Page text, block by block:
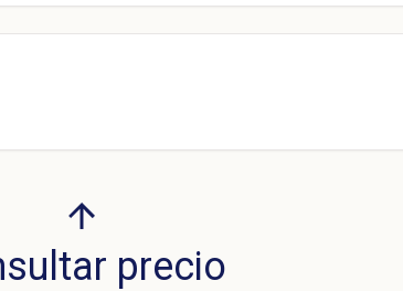
precio